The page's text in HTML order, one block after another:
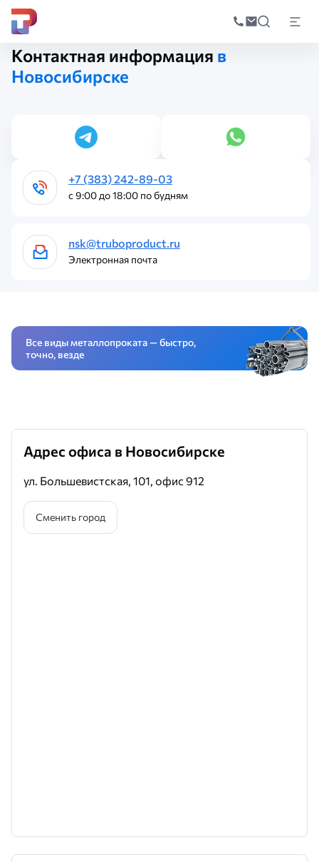
по
Главная
Контактная информация в
Новосибирске
+7 (383) 242-89-03
с 9:00 до 18:00 по будням
nsk@truboproduct.ru
Электронная почта
Все виды металлопроката — быстро,
точно, везде
Адрес офиса в Новосибирске
ул. Большевистская, 101, офис 912
Сменить город